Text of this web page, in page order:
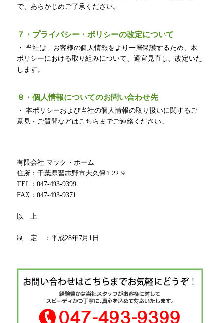
で、あらかじめご了承ください。
７・プライバシー・ポリシーの改定について
・ 当社は、お客様の個人情報をより一層保護するため、本
ポリシーにおける取り組みについて、適宜見直し、改定いた
します。
８・個人情報についてのお問い合わせ先
・ 本ポリシーおよび当社の個人情報の取り扱いに関するご
意見・ご質問などはこちらまでご連絡ください。
有限会社 マック・ホーム
住所：千葉県習志野市大久保1-22-9
TEL：047-493-9399
FAX：047-493-9371
以 上
制 定 ：平成28年7月1日